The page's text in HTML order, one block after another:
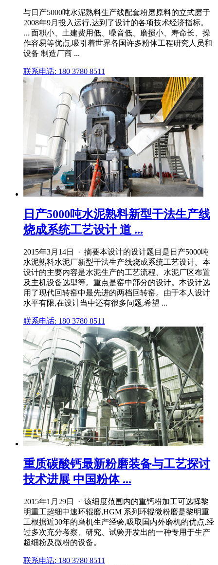
与日产5000吨水泥熟料生产线配套粉磨原料的立式磨于
2008年9月投入运行,达到了设计的各项技术经济指标。
... 面积小、土建费用低、噪音低、磨损小、寿命长、操
作容易等优点,吸引着世界各国许多粉体工程研究人员和
设备 制造厂商 ...
联系电话: 180 3780 8511
日产5000吨水泥熟料新型干法生产线
烧成系统工艺设计 道 ...
2015年3月14日 · 摘要本设计的设计题目是日产5000吨
水泥熟料水泥厂新型干法生产线烧成系统工艺设计。本
设计的主要内容是水泥生产的工艺流程、水泥厂区布置
及主机设备选型等。重点是窑中部分的设计。本设计选
用了现代回转窑中最先进的两档回转窑。由于本人设计
水平有限,在设计当中还有很多问题,希望 ...
联系电话: 180 3780 8511
重质碳酸钙最新粉磨装备与工艺探讨
技术进展 中国粉体 ...
2015年1月29日 · 该细度范围内的重钙粉加工可选择黎
明重工超细中速环辊磨,HGM 系列环辊微粉磨是黎明重
工根据近30年的磨机生产经验,吸取国内外磨机的优点,经
过多次充分考察、研究、试验开发出的一种专用于生产
超细粉及微粉的设备。
联系电话: 180 3780 8511